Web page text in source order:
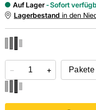
Auf Lager
Sofort
Lagerbestand in den
Online kaufen &
− +